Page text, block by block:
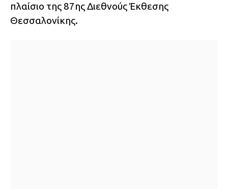
πλαίσιο της 87ης Διεθνούς Έκθεσης
Θεσσαλονίκης.